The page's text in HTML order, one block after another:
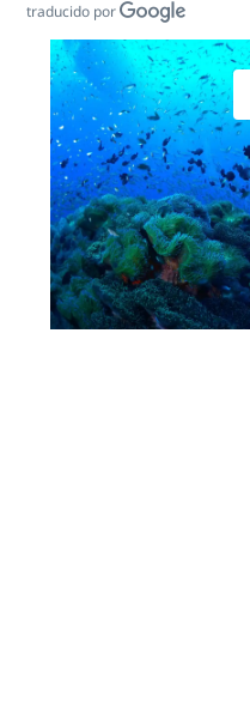
traducido por